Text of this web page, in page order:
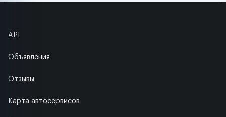
API
Объявления
Отзывы
Карта автосервисов